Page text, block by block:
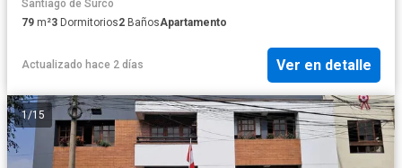
Santiago de Surco
79 m²3 Dormitorios2 BañosApartamento
Actualizado hace 2 días Ver en detalle
1/15